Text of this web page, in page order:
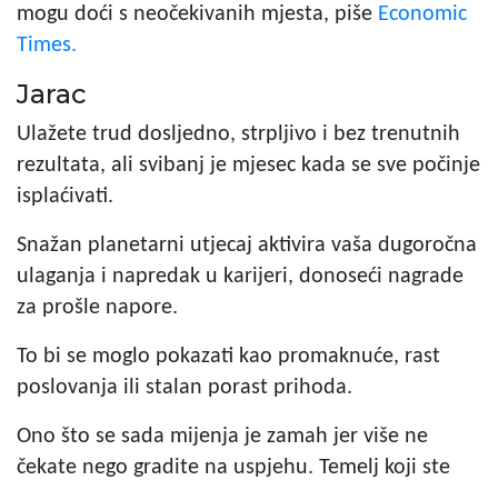
mogu doći s neočekivanih mjesta, piše Economic
Times.
Jarac
Ulažete trud dosljedno, strpljivo i bez trenutnih
rezultata, ali svibanj je mjesec kada se sve počinje
isplaćivati.
Snažan planetarni utjecaj aktivira vaša dugoročna
ulaganja i napredak u karijeri, donoseći nagrade
za prošle napore.
To bi se moglo pokazati kao promaknuće, rast
poslovanja ili stalan porast prihoda.
Ono što se sada mijenja je zamah jer više ne
čekate nego gradite na uspjehu. Temelj koji ste